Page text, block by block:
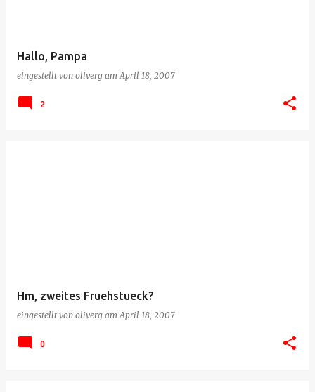
Hallo, Pampa
eingestellt von oliverg amApril 18, 2007
2
Hm, zweites Fruehstueck?
eingestellt von oliverg amApril 18, 2007
0